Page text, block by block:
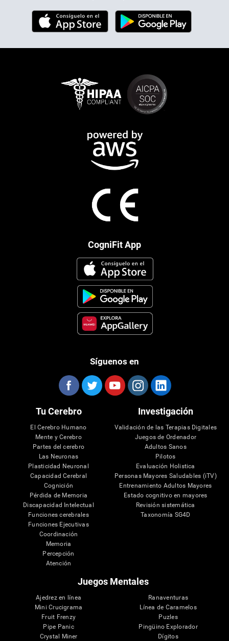
CogniFit App
Síguenos en
Tu Cerebro
El Cerebro Humano
Mente y Cerebro
Partes del cerebro
Las Neuronas
Plasticidad Neuronal
Capacidad Cerebral
Cognición
Pérdida de Memoria
Discapacidad Intelectual
Funciones cerebrales
Funciones Ejecutivas
Coordinación
Memoria
Percepción
Atención
Investigación
Validación de las Terapias Digitales
Juegos de Ordenador
Adultos Sanos
Pilotos
Evaluación Holistica
Personas Mayores Saludables (iTV)
Entrenamiento Adultos Mayores
Estado cognitivo en mayores
Revisión sistemática
Taxonomía SG4D
Juegos Mentales
Ajedrez en línea
Mini Crucigrama
Fruit Frenzy
Pipe Panic
Crystal Miner
Ranaventuras
Línea de Caramelos
Puzles
Pingüino Explorador
Dígitos